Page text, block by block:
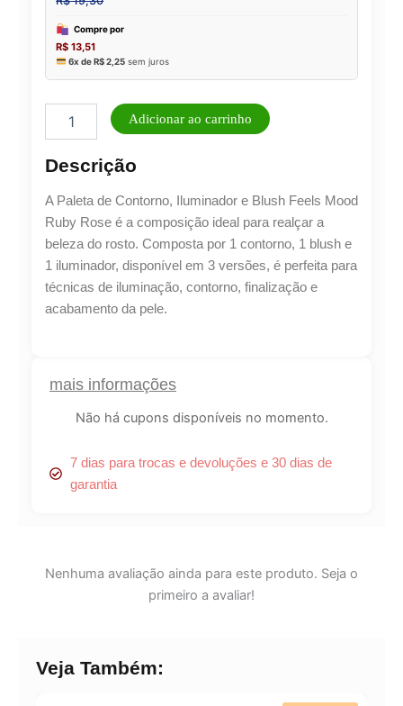
mais informações
Não há cupons disponíveis no momento.
7 dias para trocas e devoluções e 30 dias de
garantia
R$19,30
R$13,51
6x de
Rose
Kit
Iluminador
e
Blush
Adicionar ao carrinho
Descrição
A Paleta de Contorno, Iluminador e Blush Feels Mood
Ruby Rose é a composição ideal para realçar a
beleza do rosto. Composta por 1 contorno, 1 blush e
1 iluminador, disponível em 3 versões, é perfeita para
técnicas de iluminação, contorno, finalização e
acabamento da pele.
Nenhuma avaliação ainda para este produto. Seja o
primeiro a avaliar!
Veja Também: